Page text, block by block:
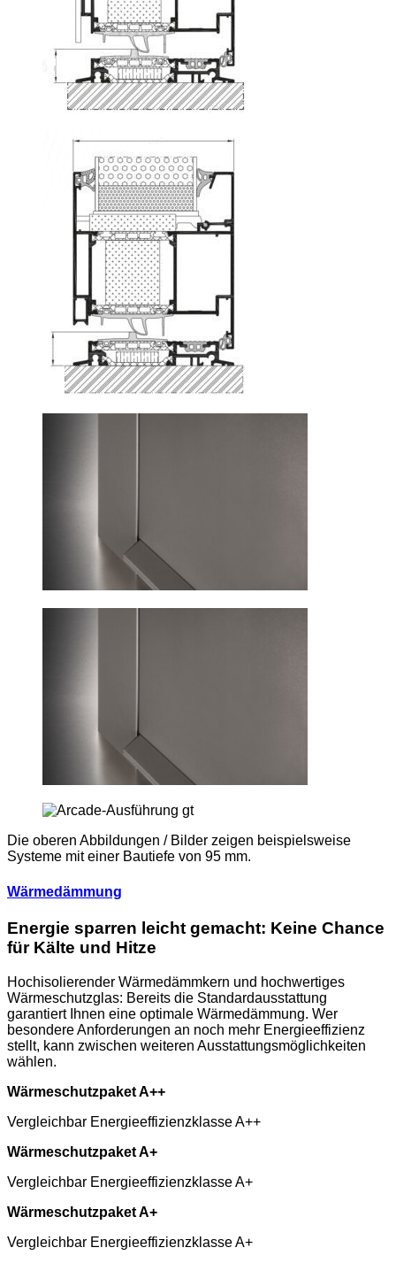
Die oberen Abbildungen / Bilder zeigen beispielsweise
Systeme mit einer Bautiefe von 95 mm.
Wärmedämmung
Energie sparren leicht gemacht: Keine Chance
für Kälte und Hitze
Hochisolierender Wärmedämmkern und hochwertiges
Wärmeschutzglas: Bereits die Standardausstattung
garantiert Ihnen eine optimale Wärmedämmung. Wer
besondere Anforderungen an noch mehr Energieeffizienz
stellt, kann zwischen weiteren Ausstattungsmöglichkeiten
wählen.
Wärmeschutzpaket A++
Vergleichbar Energieeffizienzklasse A++
Wärmeschutzpaket A+
Vergleichbar Energieeffizienzklasse A+
Wärmeschutzpaket A+
Vergleichbar Energieeffizienzklasse A+